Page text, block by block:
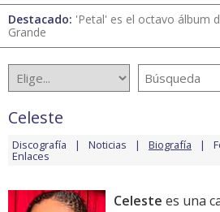
Destacado: 'Petal' es el octavo álbum
Grande
Celeste
Discografía Noticias Biografía
Enlaces
Celeste es una